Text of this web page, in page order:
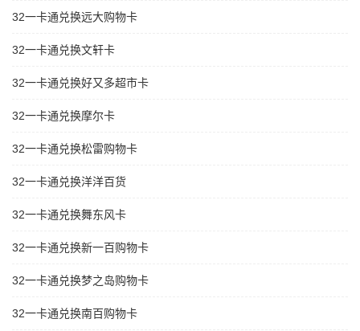
32一卡通兑换远大购物卡
32一卡通兑换文轩卡
32一卡通兑换好又多超市卡
32一卡通兑换摩尔卡
32一卡通兑换松雷购物卡
32一卡通兑换洋洋百货
32一卡通兑换舞东风卡
32一卡通兑换新一百购物卡
32一卡通兑换梦之岛购物卡
32一卡通兑换南百购物卡